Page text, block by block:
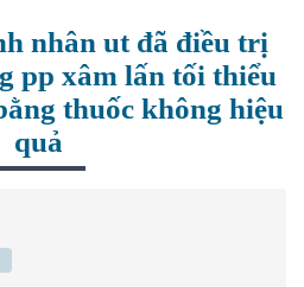
nhân ut đã điều trị
pp xâm lấn tối thiểu
thuốc không hiệu
quả